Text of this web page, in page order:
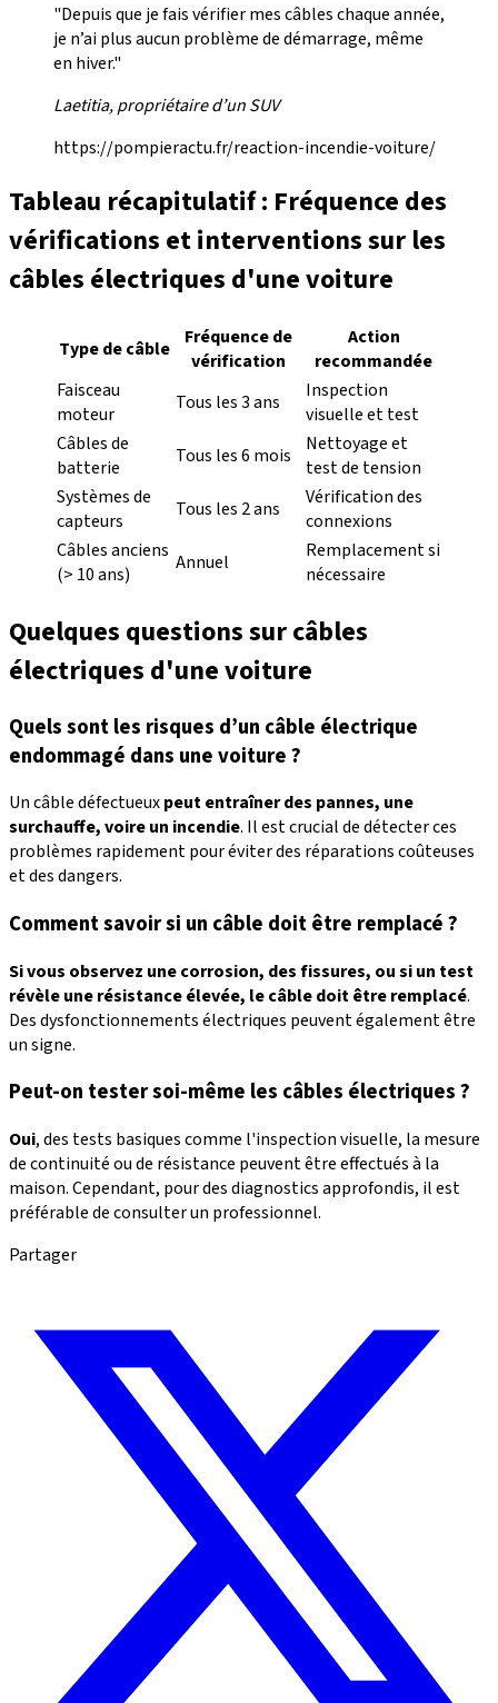
"Depuis que je fais vérifier mes câbles chaque année,
je n’ai plus aucun problème de démarrage, même
en hiver."
Laetitia, propriétaire d’un SUV
https://pompieractu.fr/reaction-incendie-voiture/
Tableau récapitulatif : Fréquence des
vérifications et interventions sur les
câbles électriques d'une voiture
Type de câble
Fréquence de
vérification
Action
recommandée
Faisceau
moteur
Tous les 3 ans
Inspection
visuelle et test
Câbles de
batterie
Tous les 6 mois
Nettoyage et
test de tension
Systèmes de
capteurs
Tous les 2 ans
Vérification des
connexions
Câbles anciens
(> 10 ans)
Annuel
Remplacement si
nécessaire
Quelques questions sur câbles
électriques d'une voiture
Quels sont les risques d’un câble électrique
endommagé dans une voiture ?
Un câble défectueuxpeut entraîner des pannes, une
surchauffe, voire un incendie. Il est crucial de détecter ces
problèmes rapidement pour éviter des réparations coûteuses
et des dangers.
Comment savoir si un câble doit être remplacé ?
Si vous observez une corrosion, des fissures, ou si un test
révèle une résistance élevée, le câble doit être remplacé.
Des dysfonctionnements électriques peuvent également être
un signe.
Peut-on tester soi-même les câbles électriques ?
Oui, des tests basiques comme l'inspection visuelle, la mesure
de continuité ou de résistance peuvent être effectués à la
maison. Cependant, pour des diagnostics approfondis, il est
préférable de consulter un professionnel.
Partager